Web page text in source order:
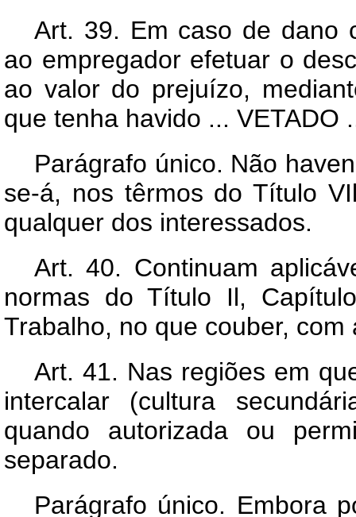
Art. 39. Em caso de dano
ao empregador efetuar o
ao valor do prejuízo,
que tenha havido ... VETADO
Parágrafo único. Não
se-á, nos têrmos do Título
qualquer dos interessados.
Art. 40. Continuam
normas do Título Il,
Trabalho, no que couber,
Art. 41. Nas regiões em
intercalar (cultura
quando autorizada ou
separado.
Parágrafo único. Embora